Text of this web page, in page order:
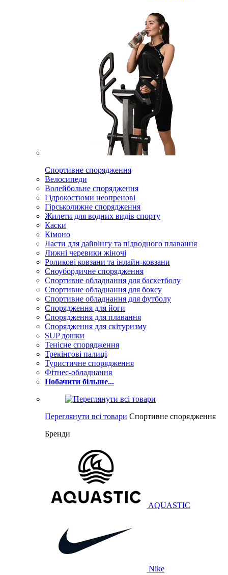
Спортивне спорядження
Велосипеди
Волейбольне спорядження
Гідрокостюми неопренові
Гірськолижне спорядження
Жилети для водних видів спорту
Каски
Кімоно
Ласти для дайвінгу та підводного плавання
Лижні черевики жіночі
Роликові ковзани та інлайн-ковзани
Сноубордичне спорядження
Спортивне обладнання для баскетболу
Спортивне обладнання для боксу
Спортивне обладнання для футболу
Спорядження для йоги
Спорядження для плавання
Спорядження для скітуризму
SUP дошки
Тенісне спорядження
Трекінгові палиці
Туристичне спорядження
Фітнес-обладнання
Побачити більше...
Переглянути всі товари Спортивне спорядження
Бренди
AQUASTIC
Nike